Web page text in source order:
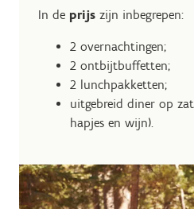
In de prijs zijn inbegrepen:
2 overnachtingen;
2 ontbijtbuffetten;
2 lunchpakketten;
uitgebreid diner op
hapjes en wijn).